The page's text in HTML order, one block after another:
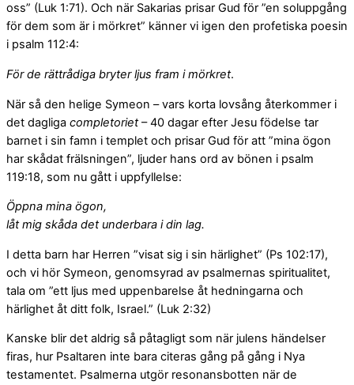
oss” (Luk 1:71). Och när Sakarias prisar Gud för ”en soluppgång
för dem som är i mörkret” känner vi igen den profetiska poesin
i psalm 112:4:
För de rättrådiga bryter ljus fram i mörkret.
När så den helige Symeon – vars korta lovsång återkommer i
det dagliga completoriet– 40 dagar efter Jesu födelse tar
barnet i sin famn i templet och prisar Gud för att ”mina ögon
har skådat frälsningen”, ljuder hans ord av bönen i psalm
119:18, som nu gått i uppfyllelse:
Öppna mina ögon,
låt mig skåda det underbara i din lag.
I detta barn har Herren ”visat sig i sin härlighet” (Ps 102:17),
och vi hör Symeon, genomsyrad av psalmernas spiritualitet,
tala om ”ett ljus med uppenbarelse åt hedningarna och
härlighet åt ditt folk, Israel.” (Luk 2:32)
Kanske blir det aldrig så påtagligt som när julens händelser
firas, hur Psaltaren inte bara citeras gång på gång i Nya
testamentet. Psalmerna utgör resonansbotten när de